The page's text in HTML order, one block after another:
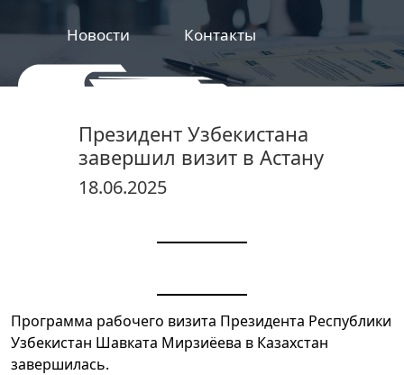
Новости Контакты
железнодорожной продукции
Президент Узбекистана
завершил визит в Астану
18.06.2025
Программа рабочего визита Президента Республики
Узбекистан Шавката Мирзиёева в Казахстан
завершилась.